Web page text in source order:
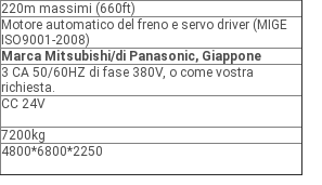
220m massimi (660ft)
Motore automatico del freno e servo driver (MIGE
ISO9001-2008)
Marca Mitsubishi/di Panasonic, Giappone
3 CA 50/60HZ di fase 380V, o come vostra
richiesta.
CC 24V
7200kg
4800*6800*2250